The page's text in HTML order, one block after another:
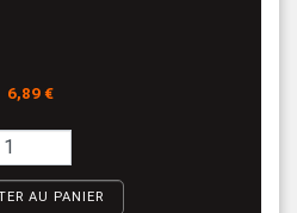
Prix
6,89 €
AU PANIER